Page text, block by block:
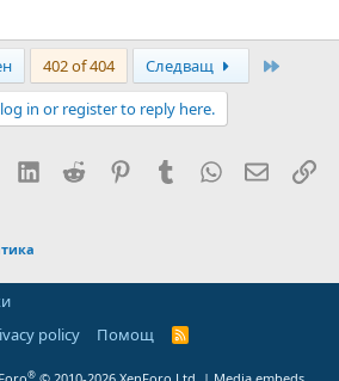
402 of 404 Следващ
in or register to reply here.
LinkedInReddit PinterestTumblrWhatsApp
Email
policy Помощ
R
®